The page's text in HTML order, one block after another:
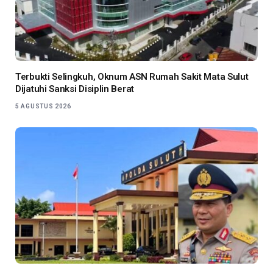
Terbukti Selingkuh, Oknum ASN Rumah Sakit Mata Sulut
Dijatuhi Sanksi Disiplin Berat
5 AGUSTUS 2026